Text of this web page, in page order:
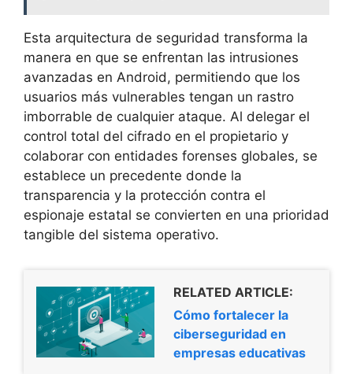
Esta arquitectura de seguridad transforma la
manera en que se enfrentan las intrusiones
avanzadas en Android, permitiendo que los
usuarios más vulnerables tengan un rastro
imborrable de cualquier ataque. Al delegar el
control total del cifrado en el propietario y
colaborar con entidades forenses globales, se
establece un precedente donde la
transparencia y la protección contra el
espionaje estatal se convierten en una prioridad
tangible del sistema operativo.
RELATED ARTICLE:
Cómo fortalecer la
ciberseguridad en
empresas educativas